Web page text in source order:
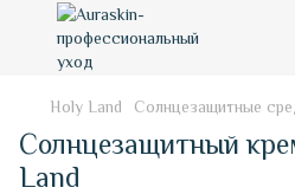
Holy Land Солнцезащитные
Солнцезащитный
Land